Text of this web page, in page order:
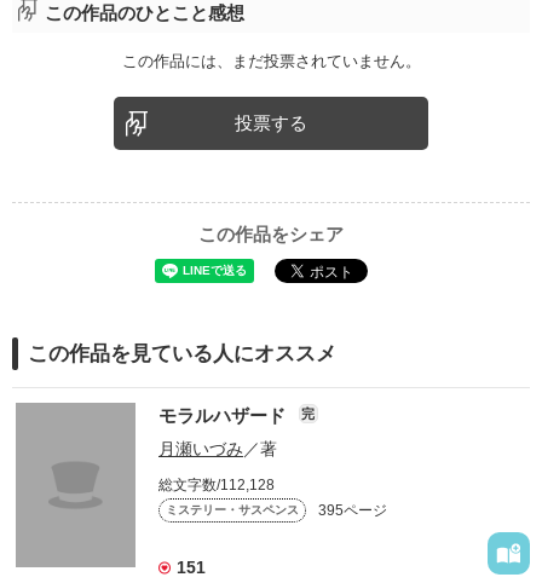
この作品のひとこと感想
この作品には、まだ投票されていません。
投票する
この作品をシェア
この作品を見ている人にオススメ
モラルハザード 完
月瀬いづみ ／著
総文字数/112,128
ミステリー・サスペンス 395ページ
151